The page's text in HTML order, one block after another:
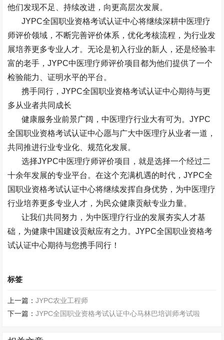
他们发现不足、持续改进，向更高层次发展。
JYPC全国职业资格考试认证中心将继续深耕中医理疗
师评价领域，不断完善评价体系，优化考核流程，为行业发
展培养更多专业人才。无论是初入行业的新人，还是经验丰
富的老手，JYPC中医理疗师评价项目都为他们提供了一个
检验能力、证明水平的平台。
携手同行，JYPC全国职业资格考试认证中心期待与更
多从业者共同成长
健康服务业前景广阔，中医理疗行业大有可为。JYPC
全国职业资格考试认证中心愿与广大中医理疗从业者一道，
共同推进行业专业化、规范化发展。
选择JYPC中医理疗师评价项目，就是选择一个经过二
十余年发展的专业平台。在这个充满机遇的时代，JYPC全
国职业资格考试认证中心将继续发挥自身优势，为中医理疗
行业培养更多专业人才，为民众健康贡献专业力量。
让我们共同努力，为中医理疗行业的发展夯实人才基
础，为健康中国建设贡献应有之力。JYPC全国职业资格考
试认证中心期待与您携手同行！
标签
上一篇：JYPC农业工程师
下一篇：JYPC全国职业资格考试认证中心马林巴培训师考试啦